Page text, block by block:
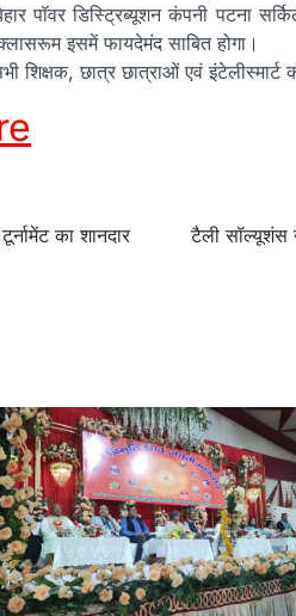
पॉवर डिस्ट्रिब्यूशन कंपनी पटना
इसमें फायदेमंद साबित होगा।
छात्र छात्राओं एवं
का शानदार
टैली सॉल्यूशंस